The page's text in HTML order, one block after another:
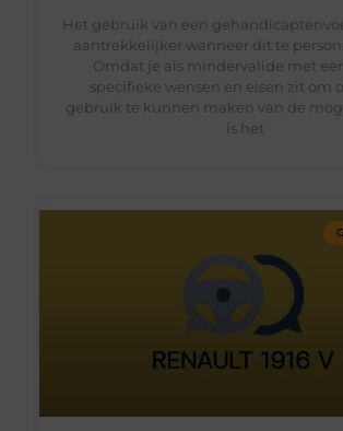
Het gebruik van een
aantrekkelijker wanneer dit te
Omdat je als mindervalide met
specifieke wensen en eisen zit om
gebruik te kunnen maken van de
is het